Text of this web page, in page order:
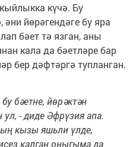
күчә. Бу
йөрәгендәге бу яра
бәет тә язган, аны
кала да бәетләре бар
бер дәфтәргә тупланган.
бәетне, йөрәктән
ул, - диде Әфрүзия апа.
кызы яшьли үлде,
калган оныгыма да